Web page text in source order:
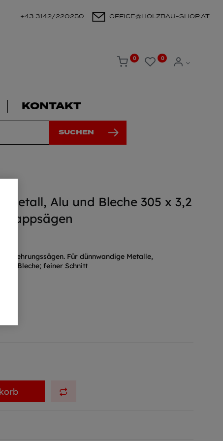
+43 3142/220250 OFFICE@HOLZBAU-SHOP.AT
0 0
KONTAKT
SUCHEN
Metall, Alu und Bleche 305 x 3,2
Kappsägen
Gehrungssägen. Für dünnwandige Metalle,
Bleche; feiner Schnitt